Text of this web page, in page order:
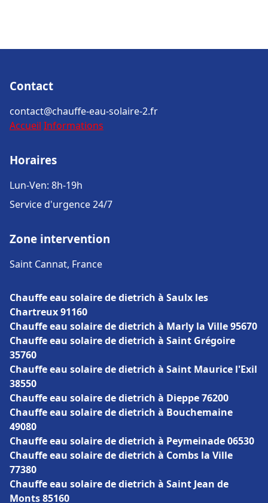
Contact
contact@chauffe-eau-solaire-2.fr
Accueil Informations
Horaires
Lun-Ven: 8h-19h
Service d'urgence 24/7
Zone intervention
Saint Cannat, France
Chauffe eau solaire de dietrich à Saulx les
Chartreux 91160
Chauffe eau solaire de dietrich à Marly la Ville 95670
Chauffe eau solaire de dietrich à Saint Grégoire
35760
Chauffe eau solaire de dietrich à Saint Maurice l'Exil
38550
Chauffe eau solaire de dietrich à Dieppe 76200
Chauffe eau solaire de dietrich à Bouchemaine
49080
Chauffe eau solaire de dietrich à Peymeinade 06530
Chauffe eau solaire de dietrich à Combs la Ville
77380
Chauffe eau solaire de dietrich à Saint Jean de
Monts 85160